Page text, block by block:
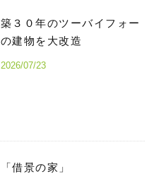
築３０年のツーバイフォー
の建物を大改造
2026/07/23
「借景の家」